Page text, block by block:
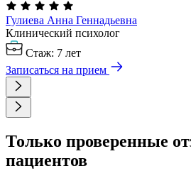
Гулиева Анна Геннадьевна
Клинический психолог
Стаж: 7 лет
Записаться на прием
Только проверенные
пациентов